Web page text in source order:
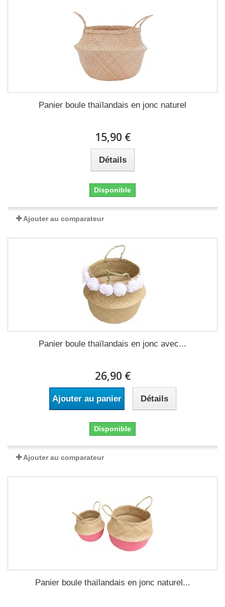
Panier boule thaïlandais en jonc naturel
15,90 €
Détails
Disponible
Ajouter au comparateur
Panier boule thaïlandais en jonc avec...
26,90 €
Ajouter au panier Détails
Disponible
Ajouter au comparateur
Panier boule thaïlandais en jonc naturel...